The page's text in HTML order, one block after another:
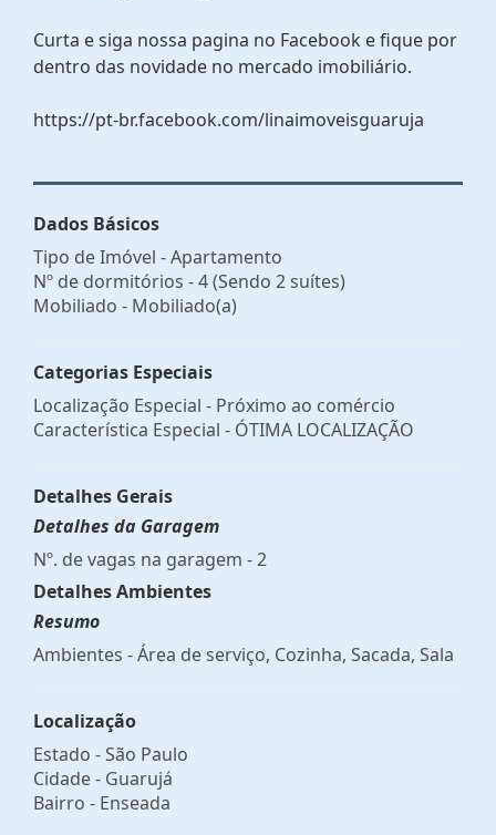
Curta e siga nossa pagina no Facebook e fique por
dentro das novidade no mercado imobiliário.
https://pt-br.facebook.com/linaimoveisguaruja
Dados Básicos
Tipo de Imóvel - Apartamento
Nº de dormitórios - 4 (Sendo 2 suítes)
Mobiliado - Mobiliado(a)
Categorias Especiais
Localização Especial - Próximo ao comércio
Característica Especial - ÓTIMA LOCALIZAÇÃO
Detalhes Gerais
Detalhes da Garagem
Nº. de vagas na garagem - 2
Detalhes Ambientes
Resumo
Ambientes - Área de serviço, Cozinha, Sacada, Sala
Localização
Estado -São Paulo
Cidade - Guarujá
Bairro - Enseada